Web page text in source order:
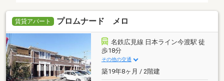
賃貸アパート プロムナード メロ
名鉄広見線 日本ライン今渡駅 徒
歩18分
その他の交通
築19年8ヶ月 / 2階建